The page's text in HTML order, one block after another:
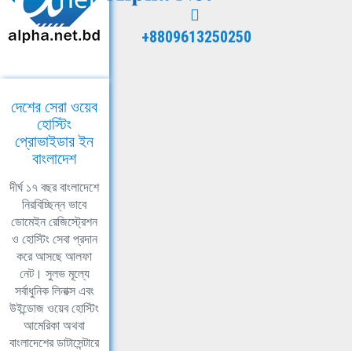
+8809613250250
দেশের সেরা ওয়েব
হোস্টিং
প্রোভাইডার ইন
বাংলাদেশ
দীর্ঘ ১৭ বছর বাংলাদেশে
নিরবিচ্ছিন্ন ভাবে
ডোমেইন রেজিস্ট্রেশন
ও হোস্টিং সেবা প্রদান
করে আসছে আলফা
নেট। সুলভ মূল্যে
সর্বাধুনিক লিনাক্স এবং
উইন্ডোজ ওয়েব হোস্টিং
আমেরিকা অথবা
বাংলাদেশের ডাটাসেন্টারে